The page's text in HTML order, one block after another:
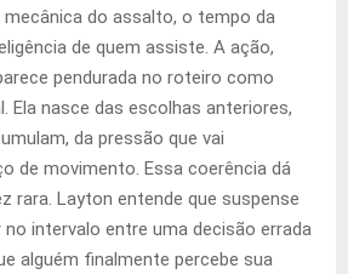
do assalto, o tempo da
de quem assiste. A ação,
pendurada no roteiro como
Ela nasce das escolhas anteriores,
da pressão que vai
de movimento. Essa coerência dá
rara. Layton entende que suspense
intervalo entre uma decisão errada
alguém finalmente percebe sua